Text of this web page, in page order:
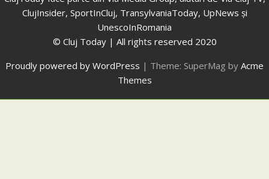
ClujInsider, SportInCluj, TransylvaniaToday, UpNews și
UnescoInRomania
© Cluj Today | All rights reserved 2020
Proudly powered by WordPress | Theme: SuperMag by Acme
Themes